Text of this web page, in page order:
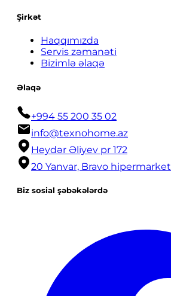
Şirkət
Haqqımızda
Servis zəmanəti
Bizimlə əlaqə
Əlaqə
+994 55 200 35 02
info@texnohome.az
Heydər Əliyev pr 172
20 Yanvar, Bravo hipermarket
Biz sosial şəbəkələrdə